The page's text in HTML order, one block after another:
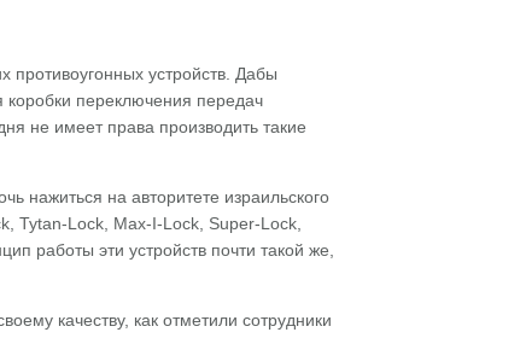
устройств. Дабы
коробки переключения передач
не имеет права производить такие
нажиться на авторитете израильского
Tytan-Lock, Max-I-Lock, Super-Lock,
работы эти устройств почти такой же,
качеству, как отметили сотрудники